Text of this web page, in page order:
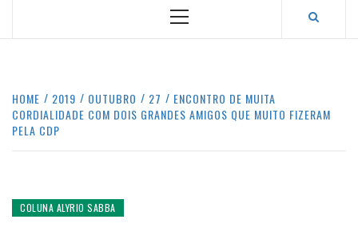
Primary
HOME 2019 OUTUBRO 27
ENCONTRO DE MUITA
CORDIALIDADE COM DOIS GRANDES AMIGOS QUE MUITO FIZERAM
PELA CDP
COLUNA ALYRIO SABBA